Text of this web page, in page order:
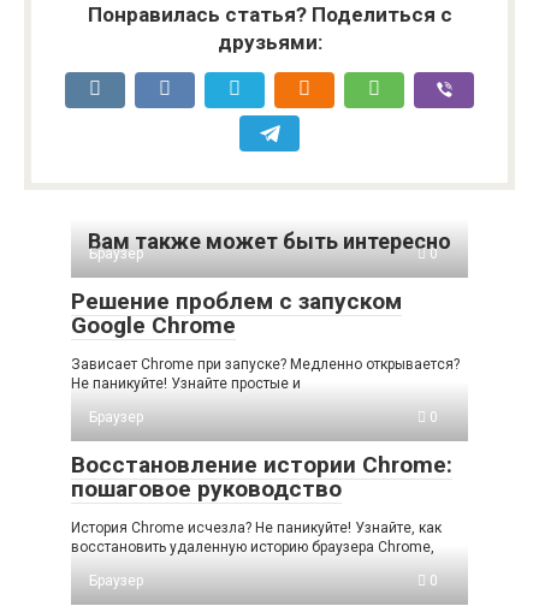
Понравилась статья? Поделиться с
друзьями:
Вам также может быть интересно
Браузер 0
Решение проблем с запуском
Google Chrome
Зависает Chrome при запуске? Медленно открывается?
Не паникуйте! Узнайте простые и
Браузер
0
Восстановление истории Chrome:
пошаговое руководство
История Chrome исчезла? Не паникуйте! Узнайте, как
восстановить удаленную историю браузера Chrome,
Браузер
0